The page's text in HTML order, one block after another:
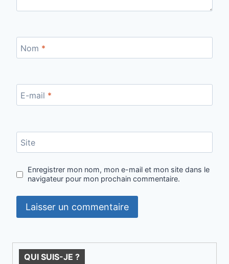
Nom *
E-mail *
Site
Enregistrer mon nom, mon e-mail et mon site dans le
navigateur pour mon prochain commentaire.
QUI SUIS-JE ?